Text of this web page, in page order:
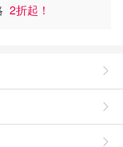
2折起！